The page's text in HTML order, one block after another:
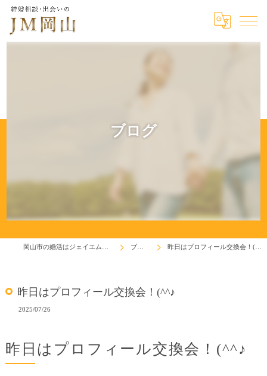
ブログ
ブログ 昨日はプロフィール交換会！(^^♪
昨日はプロフィール交換会！(^^♪
2025/07/26
昨日はプロフィール交換会！(^^♪